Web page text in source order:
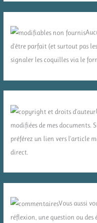
d'être parfait (et surtout pas
signaler les coquilles via le
modifiées de mes documents.
préférez un lien vers l'article
direct.
Vous aussi
réflexion, une question ou des